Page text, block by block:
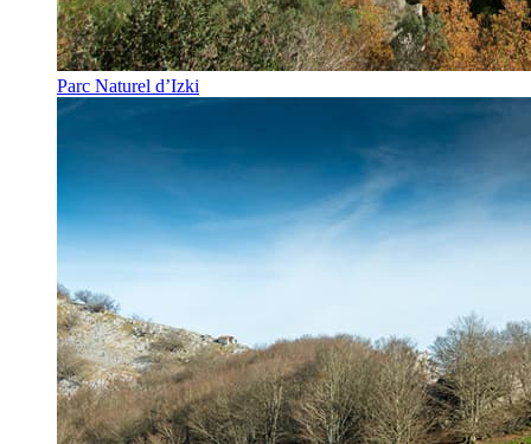
Parc Naturel d’Izki